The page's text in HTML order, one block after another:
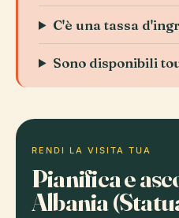
C'è una tassa
Sono disponibili
RENDI LA VISITA TUA
Pianifica e
Albania